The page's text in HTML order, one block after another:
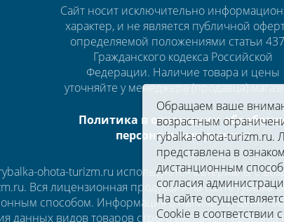
Сайт носит исключительно
характер, и не является публичной
определяемой положениями статьи
Гражданского кодекса Российской
Федерации. Наличие товара и цены
уточняйте у менеджера (продавца)
Политика в отношении
персональных данных
ohota-turizm.ru используются материалы с
Вся лицензионная продукция на сайте
способом. Информация о наличии и цене
данных видов товаров строго
Обращаем ваше
возрастным
rybalka-ohota-turizm.ru.
представлена в
дистанционным
согласия
На сайте
Cookie в соответствии c